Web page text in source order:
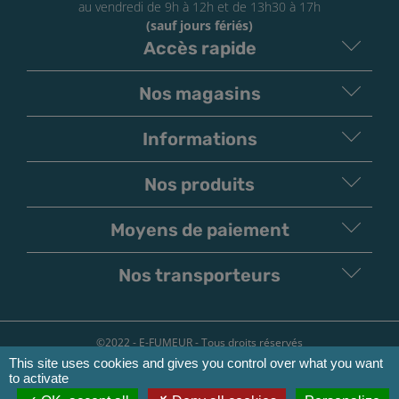
au vendredi de 9h à 12h et de 13h30 à 17h
(sauf jours fériés)
Accès rapide
Nos magasins
Informations
Nos produits
Moyens de paiement
Nos transporteurs
©2022 - E-FUMEUR - Tous droits réservés
Conditions d'utilisation
Mentions légales
This site uses cookies and gives you control over what you want
to activate